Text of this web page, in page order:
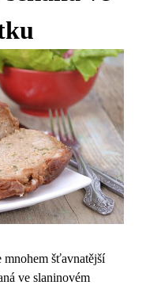
mnohem šťavnatější
ve slaninovém